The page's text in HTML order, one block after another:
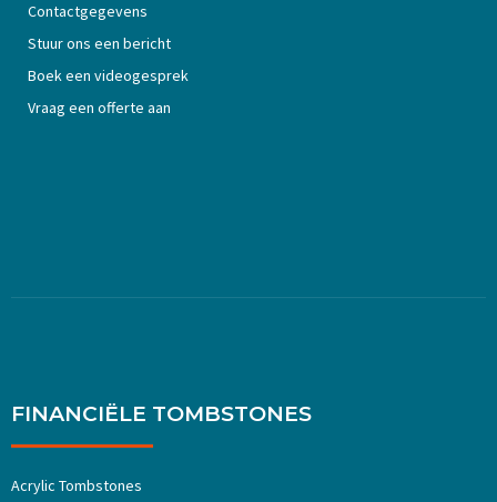
Contactgegevens
Stuur ons een bericht
Boek een videogesprek
Vraag een offerte aan
FINANCIËLE TOMBSTONES
Acrylic Tombstones